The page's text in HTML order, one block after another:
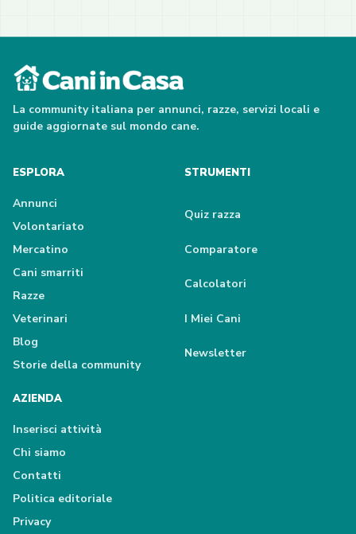
La community italiana per annunci, razze, servizi locali e
guide aggiornate sul mondo cane.
ESPLORA
Annunci
Volontariato
Mercatino
Cani smarriti
Razze
Veterinari
Blog
Storie della community
STRUMENTI
Quiz razza
Comparatore
Calcolatori
I Miei Cani
Newsletter
AZIENDA
Inserisci attività
Chi siamo
Contatti
Politica editoriale
Privacy